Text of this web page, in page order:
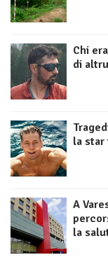
Chi
di
la star
A
la